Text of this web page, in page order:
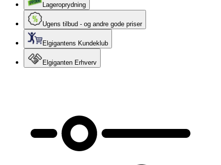
Lageroprydning
Ugens tilbud - og andre gode priser
Elgigantens Kundeklub
Elgiganten Erhverv